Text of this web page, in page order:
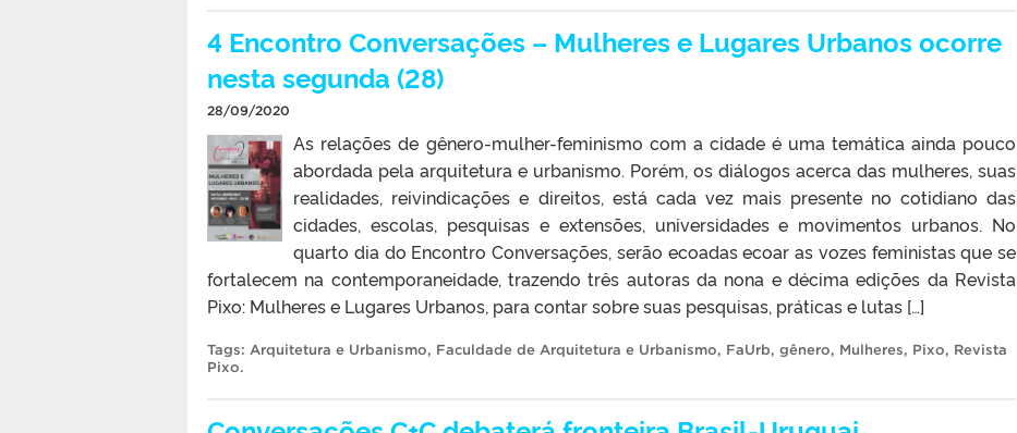
4 Encontro Conversações – Mulheres e Lugares Urbanos ocorre
nesta segunda (28)
28/09/2020
As relações de gênero-mulher-feminismo com a cidade é uma temática ainda pouco
abordada pela arquitetura e urbanismo. Porém, os diálogos acerca das mulheres, suas
realidades, reivindicações e direitos, está cada vez mais presente no cotidiano das
cidades, escolas, pesquisas e extensões, universidades e movimentos urbanos. No
quarto dia do Encontro Conversações, serão ecoadas ecoar as vozes feministas que se
fortalecem na contemporaneidade, trazendo três autoras da nona e décima edições da Revista
Pixo: Mulheres e Lugares Urbanos, para contar sobre suas pesquisas, práticas e lutas […]
Tags: Arquitetura e Urbanismo, Faculdade de Arquitetura e Urbanismo, FaUrb, gênero, Mulheres, Pixo, Revista
Pixo.